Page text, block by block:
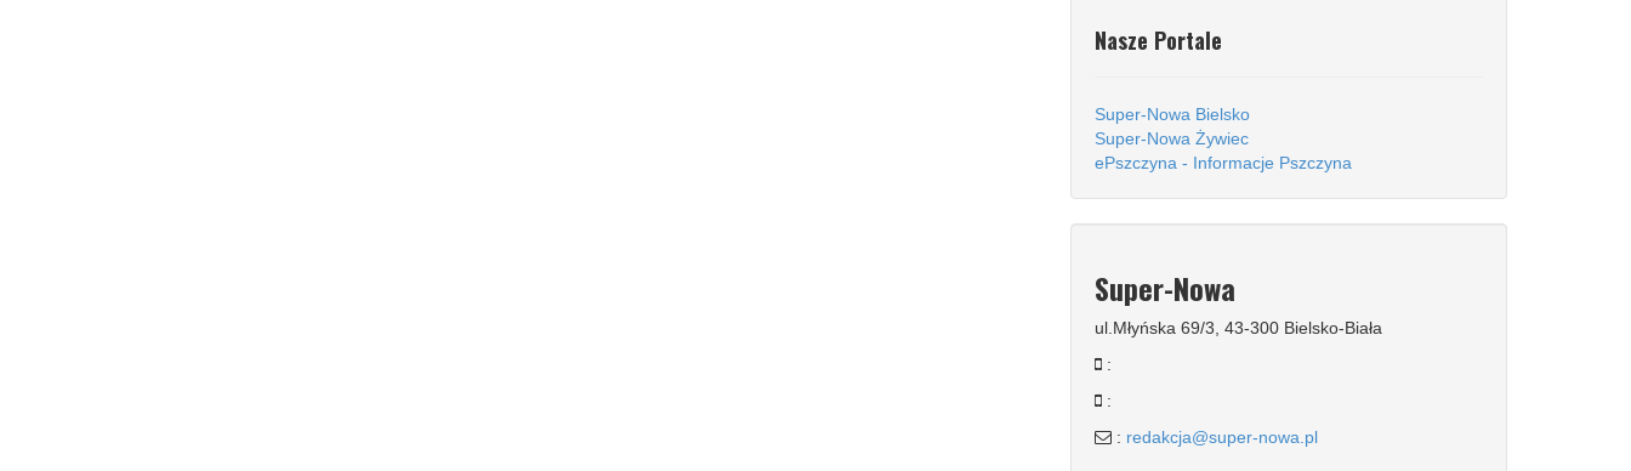
Nasze Portale
Super-Nowa Bielsko
Super-Nowa Żywiec
ePszczyna - Informacje Pszczyna
Super-Nowa
ul.Młyńska 69/3, 43-300 Bielsko-Biała
:
:
: redakcja@super-nowa.pl